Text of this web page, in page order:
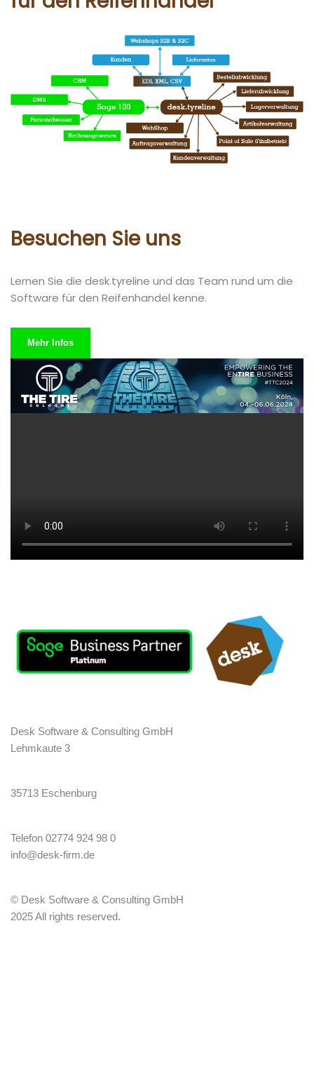
Besuchen Sie uns
Lernen Sie die desk.tyreline und das Team rund um die
Software für den Reifenhandel kenne.
Mehr Infos
Desk Software & Consulting GmbH
Lehmkaute 3
35713 Eschenburg
Telefon 02774 924 98 0
info@desk-firm.de
© Desk Software & Consulting GmbH
2025 All rights reserved.